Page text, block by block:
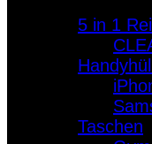
5 in 1
Taschen